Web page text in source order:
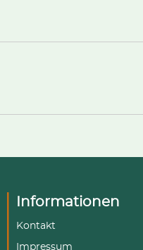
Informationen
Kontakt
Impressum